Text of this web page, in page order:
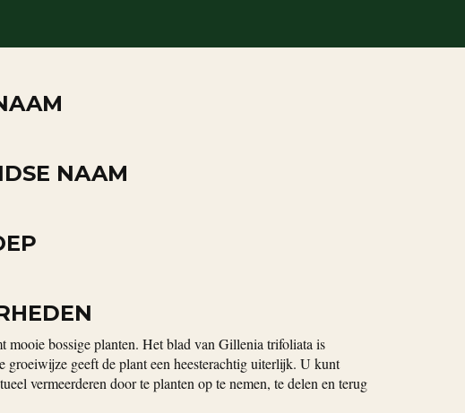
NAAM
mooie bossige planten. Het blad van Gillenia trifoliata is
groeiwijze geeft de plant een heesterachtig uiterlijk. U kunt
vermeerderen door te planten op te nemen, te delen en terug